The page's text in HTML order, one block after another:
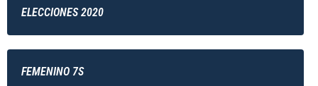
ELECCIONES 2020
FEMENINO 7S